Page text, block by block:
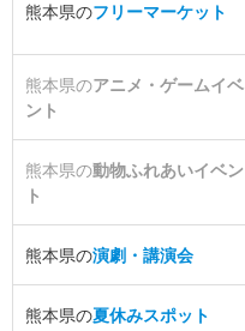
熊本県のフリーマーケット
熊本県のアニメ・ゲームイベ
ント
熊本県の動物ふれあいイベン
ト
熊本県の演劇・講演会
熊本県の夏休みスポット